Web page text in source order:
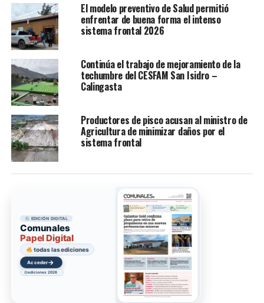
El modelo preventivo de Salud permitió
enfrentar de buena forma el intenso
sistema frontal 2026
Continúa el trabajo de mejoramiento de la
techumbre del CESFAM San Isidro –
Calingasta
Productores de pisco acusan al ministro de
Agricultura de minimizar daños por el
sistema frontal
EDICIÓN DIGITAL
Comunales
Papel Digital
todas las ediciones
Acceder→
ediciones 2026